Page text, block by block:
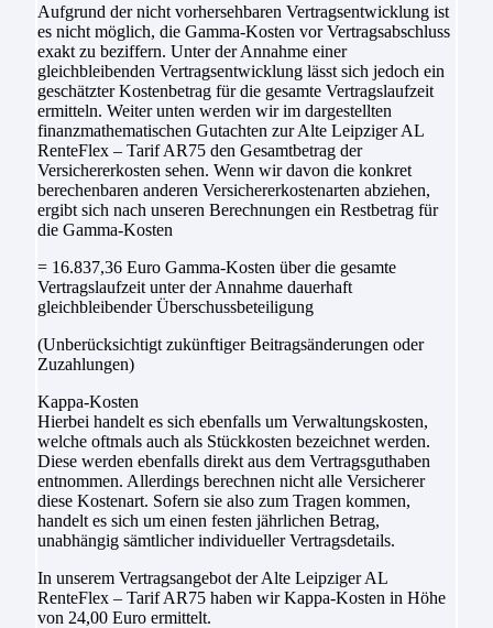
Aufgrund der nicht vorhersehbaren Vertragsentwicklung ist
es nicht möglich, die Gamma-Kosten vor Vertragsabschluss
exakt zu beziffern. Unter der Annahme einer
gleichbleibenden Vertragsentwicklung lässt sich jedoch ein
geschätzter Kostenbetrag für die gesamte Vertragslaufzeit
ermitteln. Weiter unten werden wir im dargestellten
finanzmathematischen Gutachten zur Alte Leipziger AL
RenteFlex – Tarif AR75 den Gesamtbetrag der
Versichererkosten sehen. Wenn wir davon die konkret
berechenbaren anderen Versichererkostenarten abziehen,
ergibt sich nach unseren Berechnungen ein Restbetrag für
die Gamma-Kosten
= 16.837,36 Euro Gamma-Kosten über die gesamte
Vertragslaufzeit unter der Annahme dauerhaft
gleichbleibender Überschussbeteiligung
(Unberücksichtigt zukünftiger Beitragsänderungen oder
Zuzahlungen)
Kappa-Kosten
Hierbei handelt es sich ebenfalls um Verwaltungskosten,
welche oftmals auch als Stückkosten bezeichnet werden.
Diese werden ebenfalls direkt aus dem Vertragsguthaben
entnommen. Allerdings berechnen nicht alle Versicherer
diese Kostenart. Sofern sie also zum Tragen kommen,
handelt es sich um einen festen jährlichen Betrag,
unabhängig sämtlicher individueller Vertragsdetails.
In unserem Vertragsangebot der Alte Leipziger AL
RenteFlex – Tarif AR75 haben wir Kappa-Kosten in Höhe
von 24,00 Euro ermittelt.